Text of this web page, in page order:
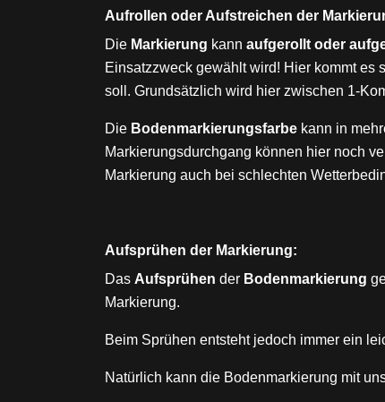
Aufrollen oder Aufstreichen der
Die Markierung kann aufgerollt oder
Einsatzzweck gewählt wird! Hier kommt es
soll. Grundsätzlich wird hier zwischen 1-
Die Bodenmarkierungsfarbe kann in
Markierungsdurchgang können hier noch
Markierung auch bei schlechten
Aufsprühen der Markierung:
Das Aufsprühen der Bodenmarkierung
Markierung.
Beim Sprühen entsteht jedoch immer ein
Natürlich kann die Bodenmarkierung mit